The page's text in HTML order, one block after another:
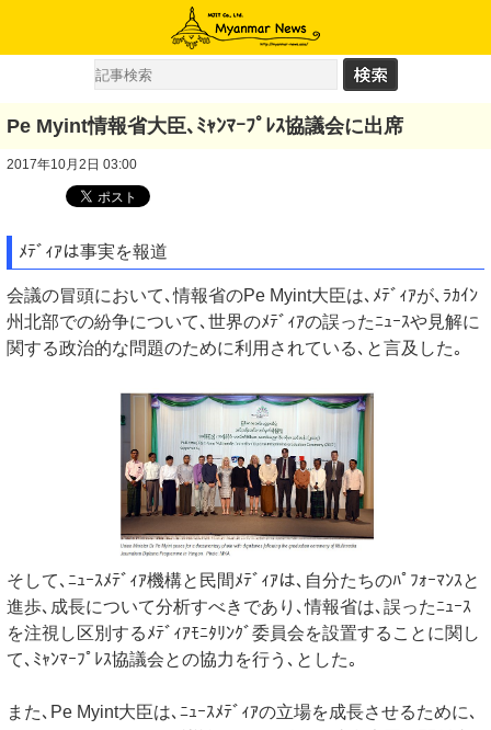
Pe Myint情報省大臣､ﾐｬﾝﾏｰﾌﾟﾚｽ協議会に出席
2017年10月2日 03:00
ﾒﾃﾞｨｱは事実を報道
会議の冒頭において､情報省のPe Myint大臣は､ﾒﾃﾞｨｱが､ﾗｶｲﾝ
州北部での紛争について､世界のﾒﾃﾞｨｱの誤ったﾆｭｰｽや見解に
関する政治的な問題のために利用されている､と言及した｡
そして､ﾆｭｰｽﾒﾃﾞｨｱ機構と民間ﾒﾃﾞｨｱは､自分たちのﾊﾟﾌｫｰﾏﾝｽと
進歩､成長について分析すべきであり､情報省は､誤ったﾆｭｰｽ
を注視し区別するﾒﾃﾞｨｱﾓﾆﾀﾘﾝｸﾞ委員会を設置することに関し
て､ﾐｬﾝﾏｰﾌﾟﾚｽ協議会との協力を行う､とした｡
また､Pe Myint大臣は､ﾆｭｰｽﾒﾃﾞｨｱの立場を成長させるために､